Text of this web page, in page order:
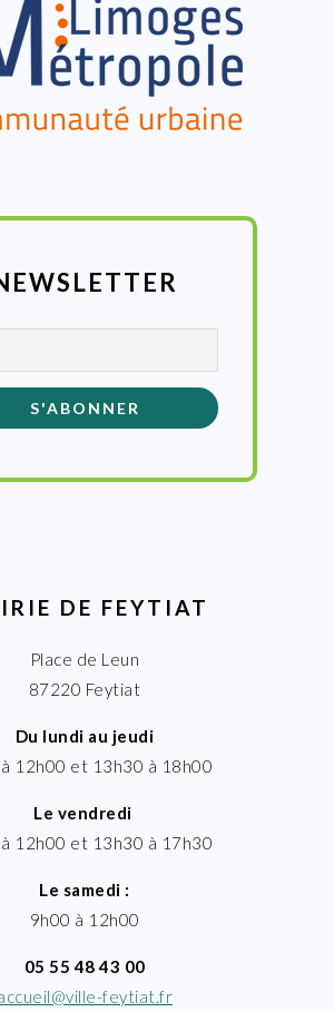
DE FEYTIAT
Place de Leun
87220 Feytiat
Du lundi au jeudi
12h00 et 13h30 à 18h00
Le vendredi
12h00 et 13h30 à 17h30
Le samedi :
9h00 à 12h00
05 55 48 43 00
feytiat.fr